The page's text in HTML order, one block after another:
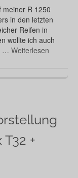
meiner R 1250
in den letzten
Reifen in
wollte ich auch
… Weiterlesen
+